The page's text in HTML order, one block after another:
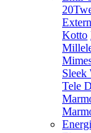
Kotto
Sleek
Tele